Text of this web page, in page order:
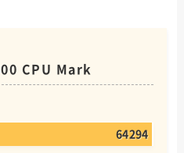
CPU Mark
64294